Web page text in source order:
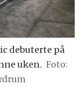
debuterte på
uken. Foto: